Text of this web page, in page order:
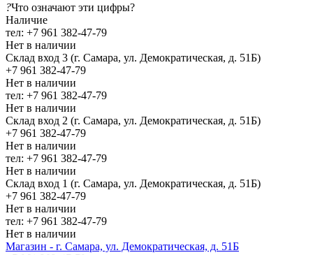
?Что означают эти цифры?
Наличие
тел: +7 961 382-47-79
Нет в наличии
Склад вход 3 (г. Самара, ул. Демократическая, д. 51Б)
+7 961 382-47-79
Нет в наличии
тел: +7 961 382-47-79
Нет в наличии
Склад вход 2 (г. Самара, ул. Демократическая, д. 51Б)
+7 961 382-47-79
Нет в наличии
тел: +7 961 382-47-79
Нет в наличии
Склад вход 1 (г. Самара, ул. Демократическая, д. 51Б)
+7 961 382-47-79
Нет в наличии
тел: +7 961 382-47-79
Нет в наличии
Магазин - г. Самара, ул. Демократическая, д. 51Б